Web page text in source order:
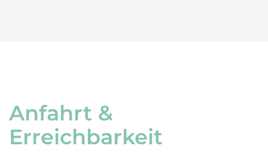
Anfahrt &
Erreichbarkeit